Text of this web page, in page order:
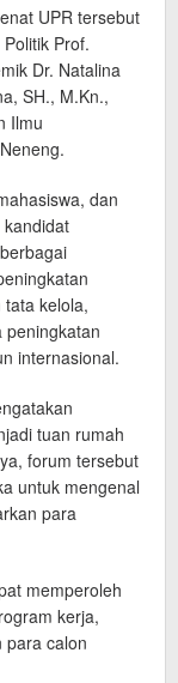
UPR tersebut
Prof.
Dr. Natalina
SH., M.Kn.,
Ilmu
dan
kelola,
peningkatan
internasional.
tuan rumah
forum tersebut
untuk mengenal
para
memperoleh
kerja,
para calon